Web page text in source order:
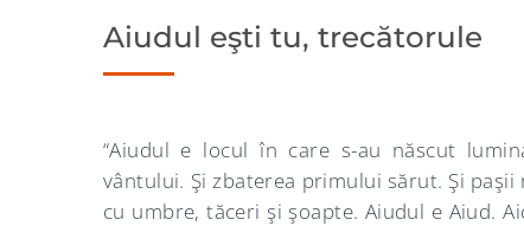
Aiudul eşti tu, trecătorule
“Aiudul e locul în care s-au născut
vântului. Şi zbaterea primului sărut. Şi
cu umbre, tăceri şi şoapte. Aiudul e Aiud.